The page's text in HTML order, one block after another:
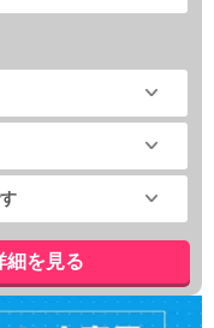
細を見る